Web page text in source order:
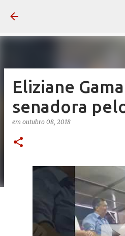
Eliziane
senadora
em outubro 08, 2018